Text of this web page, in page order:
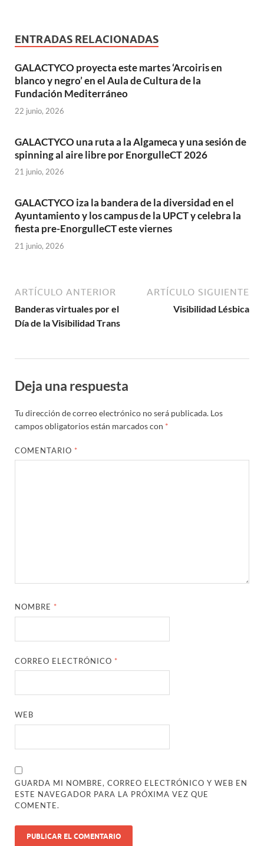
ENTRADAS RELACIONADAS
GALACTYCO proyecta este martes ‘Arcoiris en
blanco y negro’ en el Aula de Cultura de la
Fundación Mediterráneo
22 junio, 2026
GALACTYCO una ruta a la Algameca y una sesión de
spinning al aire libre por EnorgulleCT 2026
21 junio, 2026
GALACTYCO iza la bandera de la diversidad en el
Ayuntamiento y los campus de la UPCT y celebra la
fiesta pre-EnorgulleCT este viernes
21 junio, 2026
ARTÍCULO ANTERIOR
Banderas virtuales por el
Día de la Visibilidad Trans
ARTÍCULO SIGUIENTE
Visibilidad Lésbica
Deja una respuesta
Tu dirección de correo electrónico no será publicada. Los
campos obligatorios están marcados con *
COMENTARIO *
NOMBRE *
CORREO ELECTRÓNICO *
WEB
GUARDA MI NOMBRE, CORREO ELECTRÓNICO Y WEB EN
ESTE NAVEGADOR PARA LA PRÓXIMA VEZ QUE
COMENTE.